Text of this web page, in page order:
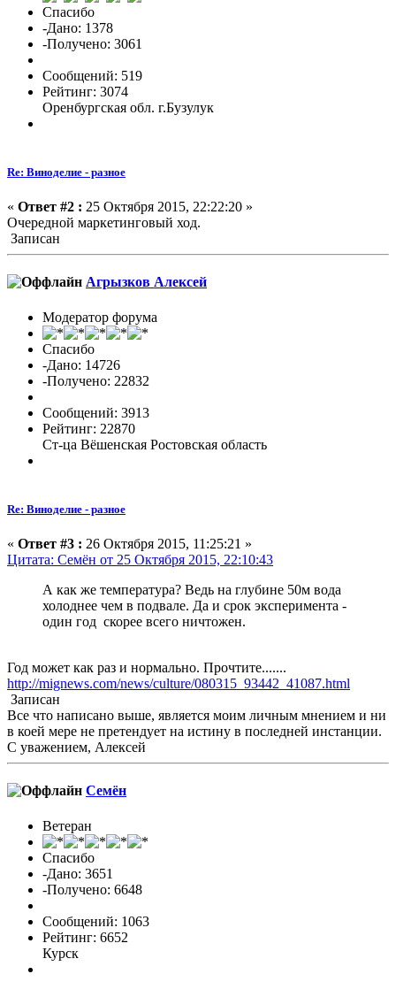
Спасибо
-Дано: 1378
-Получено: 3061
Сообщений: 519
Рейтинг: 3074
Оренбургская обл. г.Бузулук
Re: Виноделие - разное
« Ответ #2 : 25 Октября 2015, 22:22:20 »
Очередной маркетинговый ход.
Записан
Агрызков Алексей
Модератор форума
Спасибо
-Дано: 14726
-Получено: 22832
Сообщений: 3913
Рейтинг: 22870
Ст-ца Вёшенская Ростовская область
Re: Виноделие - разное
« Ответ #3 : 26 Октября 2015, 11:25:21 »
Цитата: Семён от 25 Октября 2015, 22:10:43
А как же температура? Ведь на глубине 50м вода
холоднее чем в подвале. Да и срок эксперимента -
один год скорее всего ничтожен.
Год может как раз и нормально. Прочтите.......
http://mignews.com/news/culture/080315_93442_41087.html
Записан
Все что написано выше, является моим личным мнением и ни
в коей мере не претендует на истину в последней инстанции.
С уважением, Алексей
Семён
Ветеран
Спасибо
-Дано: 3651
-Получено: 6648
Сообщений: 1063
Рейтинг: 6652
Курск